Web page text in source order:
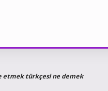
etmek türkçesi ne demek